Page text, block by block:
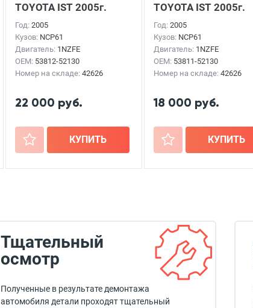
TOYOTA IST 2005г.
Год: 2005
Кузов: NCP61
Двигатель: 1NZFE
OEM: 53812-52130
Номер на складе: 42626
22 000 руб.
+ КУПИТЬ
TOYOTA IST 2005г.
Год: 2005
Кузов: NCP61
Двигатель: 1NZFE
OEM: 53811-52130
Номер на складе: 42626
18 000 руб.
+ КУПИТЬ
Тщательный
осмотр
Полученные в результате демонтажа
автомобиля детали проходят тщательный